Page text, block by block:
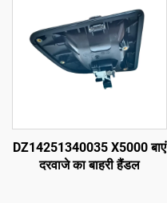
DZ14251340035 X5000 बाएं
दरवाजे का बाहरी हैंडल